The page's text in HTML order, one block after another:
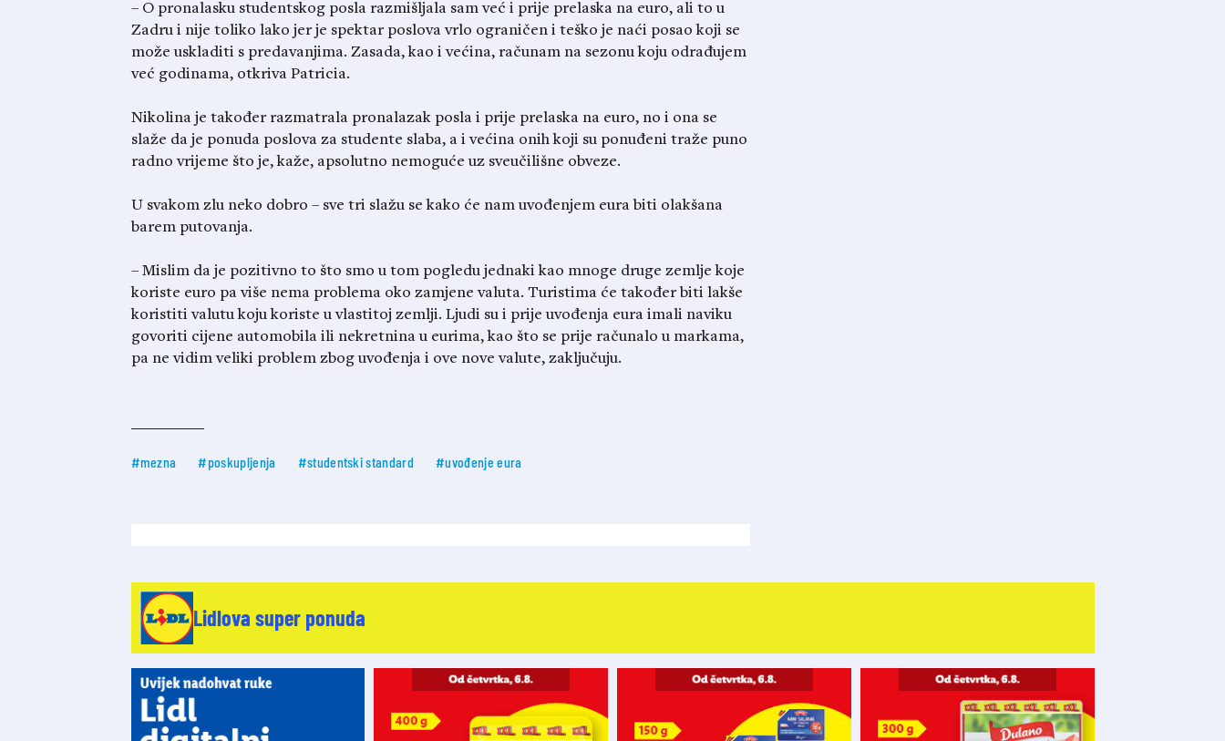
– O pronalasku studentskog posla razmišljala sam već i prije prelaska na euro, ali to u
Zadru i nije toliko lako jer je spektar poslova vrlo ograničen i teško je naći posao koji se
može uskladiti s predavanjima. Zasada, kao i većina, računam na sezonu koju odrađujem
već godinama, otkriva Patricia.
Nikolina je također razmatrala pronalazak posla i prije prelaska na euro, no i ona se
slaže da je ponuda poslova za studente slaba, a i većina onih koji su ponuđeni traže puno
radno vrijeme što je, kaže, apsolutno nemoguće uz sveučilišne obveze.
U svakom zlu neko dobro – sve tri slažu se kako će nam uvođenjem eura biti olakšana
barem putovanja.
– Mislim da je pozitivno to što smo u tom pogledu jednaki kao mnoge druge zemlje koje
koriste euro pa više nema problema oko zamjene valuta. Turistima će također biti lakše
koristiti valutu koju koriste u vlastitoj zemlji. Ljudi su i prije uvođenja eura imali naviku
govoriti cijene automobila ili nekretnina u eurima, kao što se prije računalo u markama,
pa ne vidim veliki problem zbog uvođenja i ove nove valute, zaključuju.
#mezna #poskupljenja #studentski standard #uvođenje eura
Lidlova super ponuda